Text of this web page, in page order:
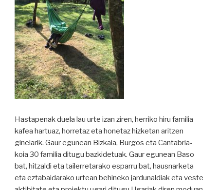
Hastapenak duela lau urte izan ziren, herriko hiru familia
kafea hartuaz, horretaz eta honetaz hizketan aritzen
ginelarik. Gaur egunean Bizkaia, Burgos eta Cantabria-
koia 30 familia ditugu bazkidetuak. Gaur egunean Baso
bat, hitzaldi eta tailerretarako esparru bat, hausnarketa
eta eztabaidarako urtean behineko jardunaldiak eta veste